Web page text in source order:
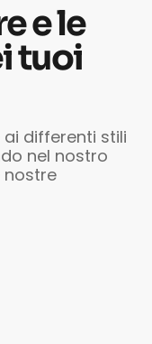
e le
tuoi
differenti stili
nel nostro
nostre